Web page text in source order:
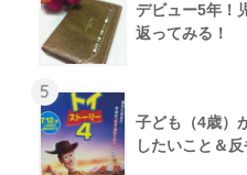
デビュー5年！
返ってみる！
5
子ども（4歳）
したいこと＆